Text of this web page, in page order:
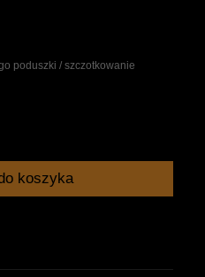
poduszki / szczotkowanie
koszyka